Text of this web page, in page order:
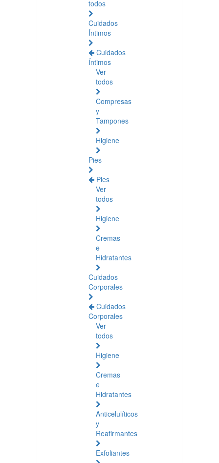
todos
Cuidados
Íntimos
Cuidados
Íntimos
Ver
todos
Compresas
y
Tampones
Higiene
Pies
Pies
Ver
todos
Higiene
Cremas
e
Hidratantes
Cuidados
Corporales
Cuidados
Corporales
Ver
todos
Higiene
Cremas
e
Hidratantes
Anticelulíticos
y
Reafirmantes
Exfoliantes